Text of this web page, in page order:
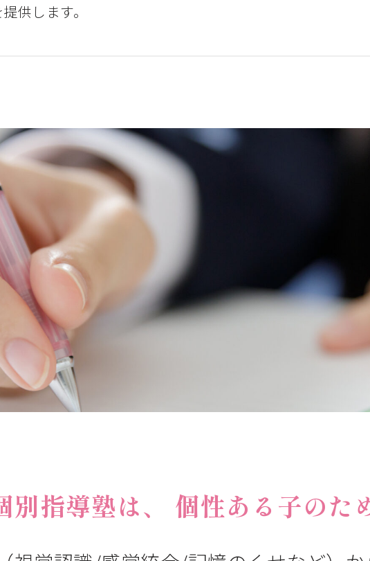
供します。
別指導塾は、 個性ある子のた